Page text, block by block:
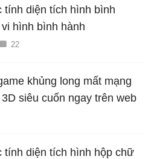
tính diện tích hình bình
hình bình hành
22
khủng long mất mạng
siêu cuốn ngay trên web
tính diện tích hình hộp chữ